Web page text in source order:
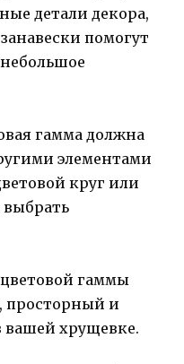
детали декора,
помогут
гамма должна
элементами
круг или
гаммы
просторный и
хрущевке.